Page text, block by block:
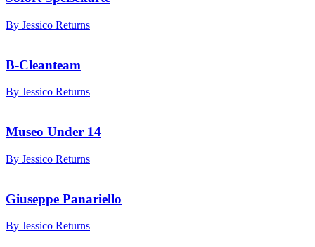
By Jessico Returns
B-Cleanteam
By Jessico Returns
Museo Under 14
By Jessico Returns
Giuseppe Panariello
By Jessico Returns